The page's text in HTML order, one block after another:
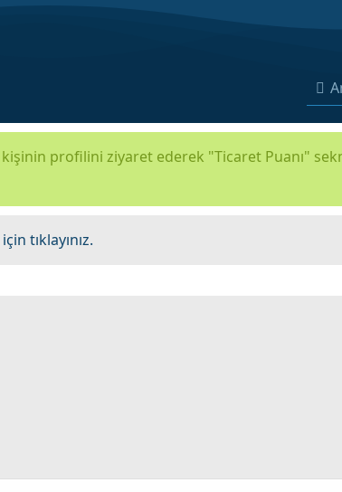
profilini ziyaret ederek "Ticaret Puanı"
tıklayınız.